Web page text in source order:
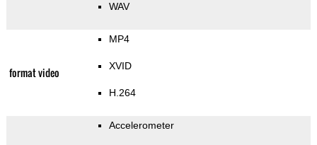
WAV
format video
MP4
XVID
H.264
Accelerometer